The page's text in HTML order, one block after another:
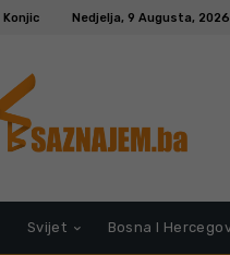
Konjic Nedjelja, 9 Augusta, 2026
Svijet Bosna I